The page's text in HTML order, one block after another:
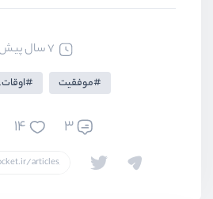
7 سال پیش
موفقیت
3
14